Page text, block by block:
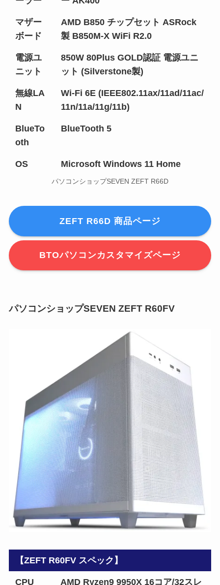
マザー
ボード
AMD B850 チップセット ASRock
製 B850M-X WiFi R2.0
電源ユ
ニット
850W 80Plus GOLD認証 電源ユニ
ット (Silverstone製)
無線LA
N
Wi-Fi 6E (IEEE802.11ax/11ad/11ac/
11n/11a/11g/11b)
BlueTo
oth
BlueTooth 5
OS Microsoft Windows 11 Home
パソコンショップSEVEN ZEFT R66D
ZEFT R66D 商品ページ
BTOパソコンカスタマイズページ
パソコンショップSEVEN ZEFT R60FV
【ZEFT R60FV スペック】
CPU AMD Ryzen9 9950X 16コア/32スレ